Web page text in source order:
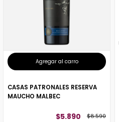
Agregar al carro
CASAS PATRONALES RESERVA
MAUCHO MALBEC
$5.890 $8.590